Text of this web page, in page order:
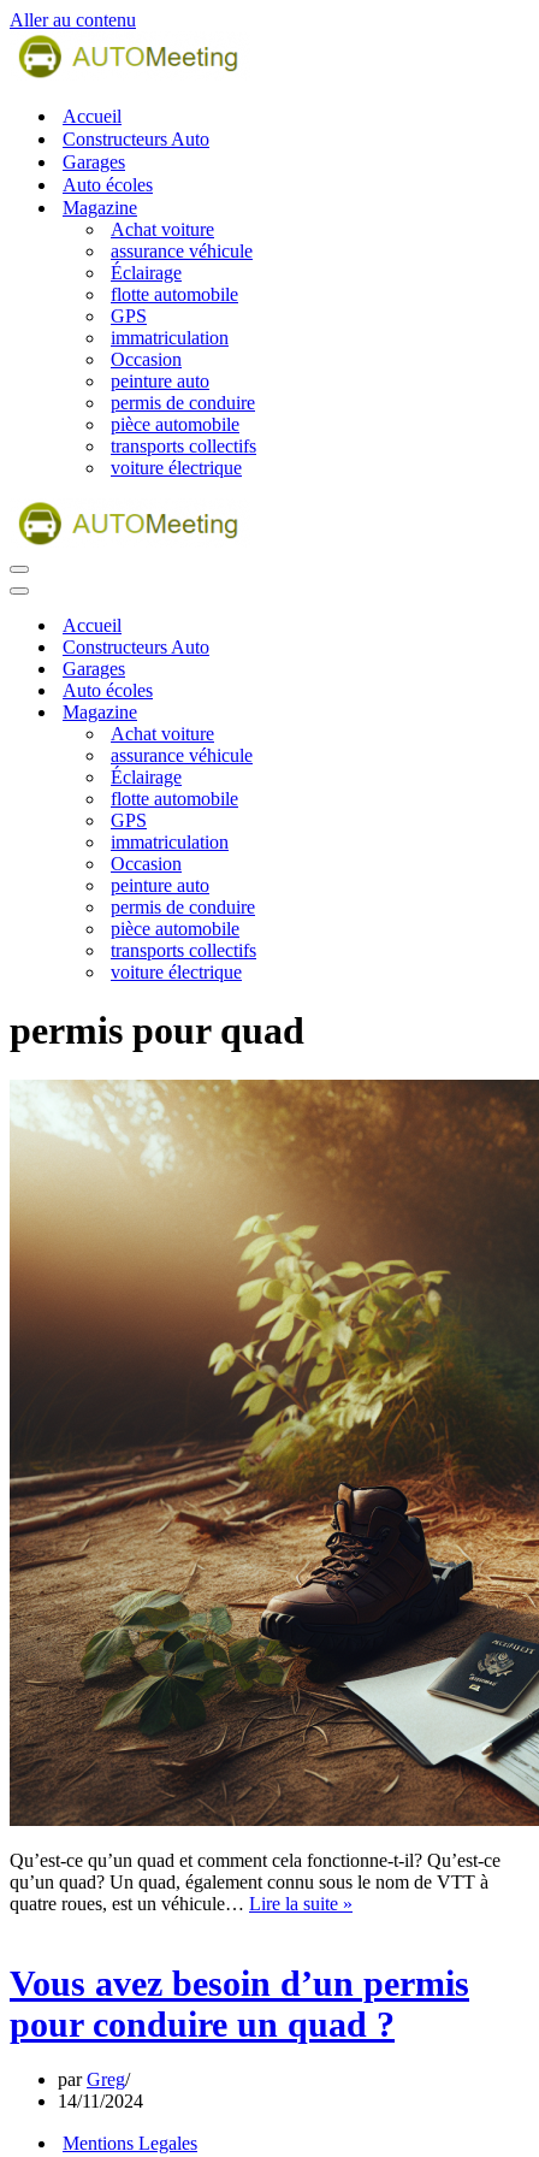
Aller au contenu
Accueil
Constructeurs Auto
Garages
Auto écoles
Magazine
Achat voiture
assurance véhicule
Éclairage
flotte automobile
GPS
immatriculation
Occasion
peinture auto
permis de conduire
pièce automobile
transports collectifs
voiture électrique
Menu
de
Menu
navigationAccueil
Constructeurs Auto
Garages
Auto écoles
Magazine
Achat voiture
assurance véhicule
Éclairage
flotte automobile
GPS
immatriculation
Occasion
peinture auto
permis de conduire
pièce automobile
transports collectifs
voiture électrique
permis pour quad
Qu’est-ce qu’un quad et comment cela fonctionne-t-il? Qu’est-ce
qu’un quad? Un quad, également connu sous le nom de VTT à
quatre roues, est un véhicule… Lire la suite »
permis
pour
conduire
Vous avez besoin d’un permis
pour conduire un quad ?
parGreg
14/11/2024
Mentions Legales